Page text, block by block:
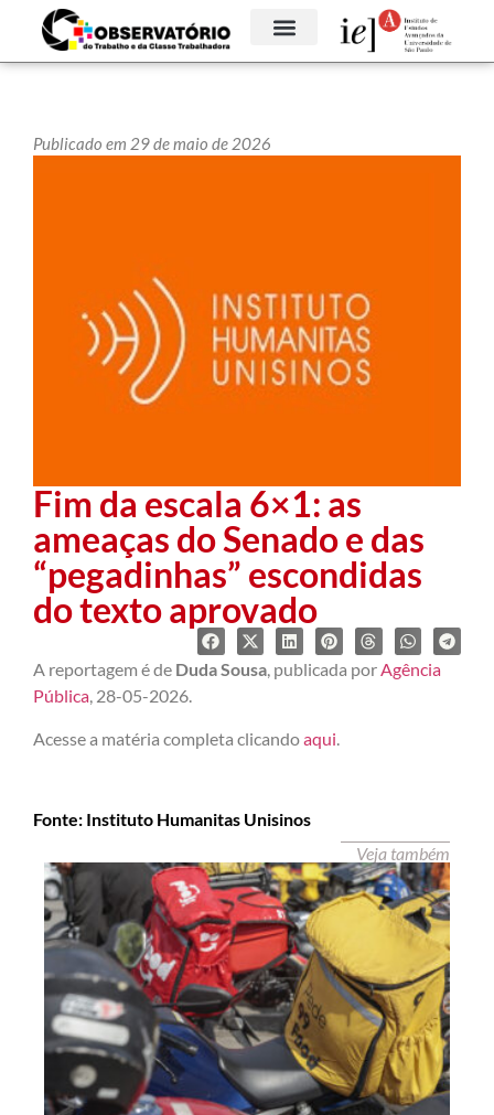
Publicado em 29 de maio de 2026
Fim da escala 6×1: as
ameaças do Senado e das
“pegadinhas” escondidas
do texto aprovado
A reportagem é de DudaSousa, publicada porAgência
Pública, 28-05-2026.
Acesse a matéria completa clicandoaqui.
Fonte: Instituto Humanitas Unisinos
Veja também